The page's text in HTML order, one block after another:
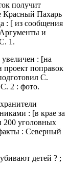
получит
Красный Пахарь
: [ из сообщения
и
1.
: [на
проект поправок
С.
2 : фото.
: [в крае за
200 уголовных
: Северный
детей ? ;